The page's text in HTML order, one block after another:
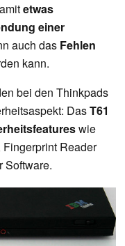
etwas
einer
auch das Fehlen
kann.
bei den Thinkpads
DasT61
wie
Reader
Software.